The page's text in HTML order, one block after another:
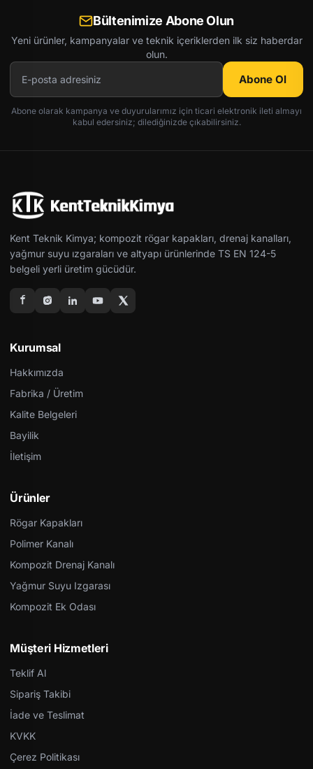
Bültenimize Abone Olun
Yeni ürünler, kampanyalar ve teknik içeriklerden ilk siz haberdar
olun.
Abone Ol
Abone olarak kampanya ve duyurularımız için ticari elektronik ileti almayı
kabul edersiniz; dilediğinizde çıkabilirsiniz.
Kent Teknik Kimya; kompozit rögar kapakları, drenaj kanalları,
yağmur suyu ızgaraları ve altyapı ürünlerinde TS EN 124-5
belgeli yerli üretim gücüdür.
Kurumsal
Hakkımızda
Fabrika / Üretim
Kalite Belgeleri
Bayilik
İletişim
Ürünler
Rögar Kapakları
Polimer Kanalı
Kompozit Drenaj Kanalı
Yağmur Suyu Izgarası
Kompozit Ek Odası
Müşteri Hizmetleri
Teklif Al
Sipariş Takibi
İade ve Teslimat
KVKK
Çerez Politikası